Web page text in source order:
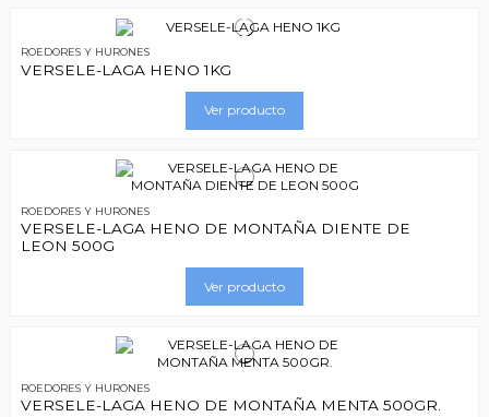
ROEDORES Y HURONES
VERSELE-LAGA HENO 1KG
Ver producto
ROEDORES Y HURONES
VERSELE-LAGA HENO DE MONTAÑA DIENTE DE
LEON 500G
Ver producto
ROEDORES Y HURONES
VERSELE-LAGA HENO DE MONTAÑA MENTA 500GR.